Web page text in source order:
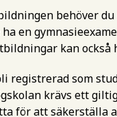
behöver
en
kan
registrerad som
krävs ett
för att